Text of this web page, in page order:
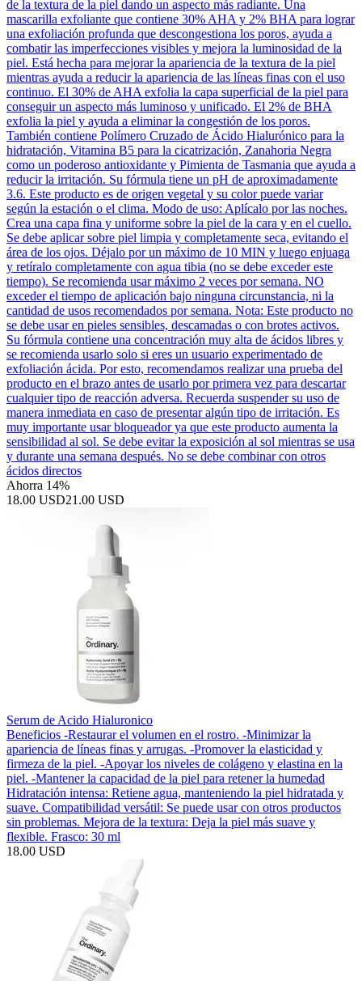
de la textura de la piel dando un aspecto más radiante. Una
mascarilla exfoliante que contiene 30% AHA y 2% BHA para lograr
una exfoliación profunda que descongestiona los poros, ayuda a
combatir las imperfecciones visibles y mejora la luminosidad de la
piel. Está hecha para mejorar la apariencia de la textura de la piel
mientras ayuda a reducir la apariencia de las líneas finas con el uso
continuo. El 30% de AHA exfolia la capa superficial de la piel para
conseguir un aspecto más luminoso y unificado. El 2% de BHA
exfolia la piel y ayuda a eliminar la congestión de los poros.
También contiene Polímero Cruzado de Ácido Hialurónico para la
hidratación, Vitamina B5 para la cicatrización, Zanahoria Negra
como un poderoso antioxidante y Pimienta de Tasmania que ayuda a
reducir la irritación. Su fórmula tiene un pH de aproximadamente
3.6. Este producto es de origen vegetal y su color puede variar
según la estación o el clima. Modo de uso: Aplícalo por las noches.
Crea una capa fina y uniforme sobre la piel de la cara y en el cuello.
Se debe aplicar sobre piel limpia y completamente seca, evitando el
área de los ojos. Déjalo por un máximo de 10 MIN y luego enjuaga
y retíralo completamente con agua tibia (no se debe exceder este
tiempo). Se recomienda usar máximo 2 veces por semana. NO
exceder el tiempo de aplicación bajo ninguna circunstancia, ni la
cantidad de usos recomendados por semana. Nota: Este producto no
se debe usar en pieles sensibles, descamadas o con brotes activos.
Su fórmula contiene una concentración muy alta de ácidos libres y
se recomienda usarlo solo si eres un usuario experimentado de
exfoliación ácida. Por esto, recomendamos realizar una prueba del
producto en el brazo antes de usarlo por primera vez para descartar
cualquier tipo de reacción adversa. Recuerda suspender su uso de
manera inmediata en caso de presentar algún tipo de irritación. Es
muy importante usar bloqueador ya que este producto aumenta la
sensibilidad al sol. Se debe evitar la exposición al sol mientras se usa
y durante una semana después. No se debe combinar con otros
ácidos directos
Ahorra 14%
18.00 USD21.00 USD
Serum de Acido Hialuronico
Beneficios -Restaurar el volumen en el rostro. -Minimizar la
apariencia de líneas finas y arrugas. -Promover la elasticidad y
firmeza de la piel. -Apoyar los niveles de colágeno y elastina en la
piel. -Mantener la capacidad de la piel para retener la humedad
Hidratación intensa: Retiene agua, manteniendo la piel hidratada y
suave. Compatibilidad versátil: Se puede usar con otros productos
sin problemas. Mejora de la textura: Deja la piel más suave y
flexible. Frasco: 30 ml
18.00 USD